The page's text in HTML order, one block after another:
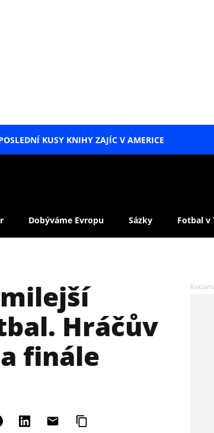
KUSY KNIHY ZAJÍC V AMERICE
Dobýváme Evropu Sázky Fotbal v
Hráčův
finále